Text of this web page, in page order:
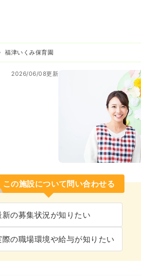
福津いくみ保育園
2026/06/08更新
この施設について問い合わせる
新の募集状況が知りたい
際の職場環境や給与が知りたい